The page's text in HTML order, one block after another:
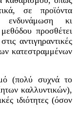
σε προϊόντα
ενδυνάμωση κι
προσθέτει
αντιγηραντικές
κατεστραμμένων
(πολύ συχνά το
καλλυντικών),
ιδιότητες (όσον